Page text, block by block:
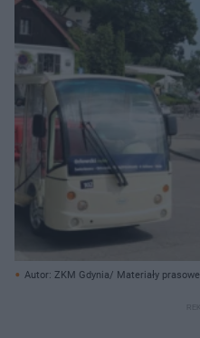
Autor: ZKM Gdynia/ Materiały prasowe